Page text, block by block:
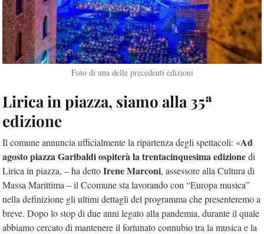
Foto di una delle precedenti edizioni
Lirica in piazza, siamo alla 35ª
edizione
Il comune annuncia ufficialmente la ripartenza degli spettacoli: «Ad
agosto piazza Garibaldi ospiterà la trentacinquesima edizionedi
Lirica in piazza, – ha dettoIrene Marconi, assessore alla Cultura di
Massa Marittima – il Ccomune sta lavorando con “Europa musica”
nella definizione gli ultimi dettagli del programma che presenteremo a
breve. Dopo lo stop di due anni legato alla pandemia, durante il quale
abbiamo cercato di mantenere il fortunato connubio tra la musica e la